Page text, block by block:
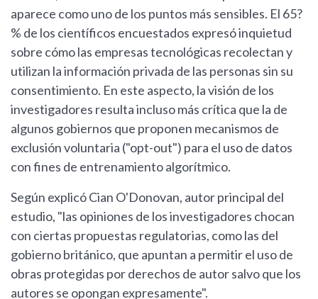
aparece como uno de los puntos más sensibles. El 65?
% de los científicos encuestados expresó inquietud
sobre cómo las empresas tecnológicas recolectan y
utilizan la información privada de las personas sin su
consentimiento. En este aspecto, la visión de los
investigadores resulta incluso más crítica que la de
algunos gobiernos que proponen mecanismos de
exclusión voluntaria ("opt-out") para el uso de datos
con fines de entrenamiento algorítmico.
Según explicó Cian O'Donovan, autor principal del
estudio, "las opiniones de los investigadores chocan
con ciertas propuestas regulatorias, como las del
gobierno británico, que apuntan a permitir el uso de
obras protegidas por derechos de autor salvo que los
autores se opongan expresamente".